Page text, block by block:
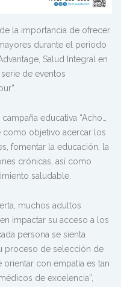
la importancia de ofrecer
durante el periodo
Salud Integral en
de eventos
educativa “Acho…
como objetivo acercar los
fomentar la educación, la
crónicas, así como
saludable.
muchos adultos
impactar su acceso a los
persona se sienta
proceso de selección de
con empatía es tan
de excelencia”,